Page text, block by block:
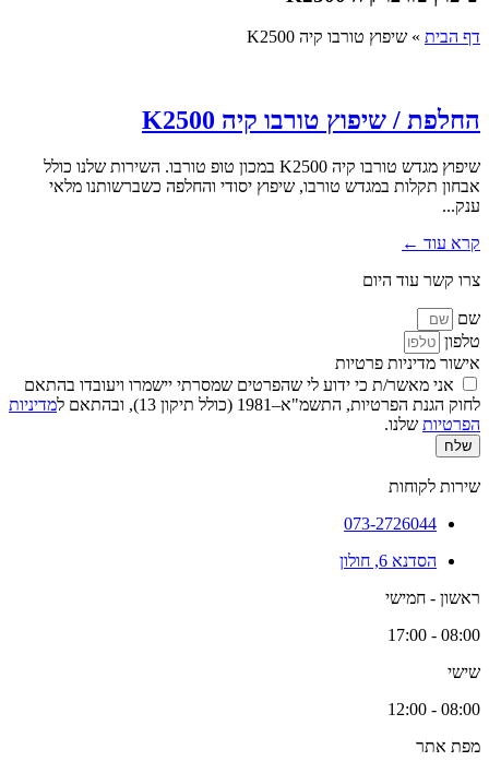
דף הבית » שיפוץ טורבו קיה K2500
החלפת / שיפוץ טורבו קיה K2500
שיפוץ מגדש טורבו קיה K2500 במכון טופ טורבו. השירות שלנו כולל
אבחון תקלות במגדש טורבו, שיפוץ יסודי והחלפה כשברשותנו מלאי
ענק...
קרא עוד ←
צרו קשר עוד היום
שם
טלפון
אישור מדיניות פרטיות
אני מאשר/ת כי ידוע לי שהפרטים שמסרתי יישמרו ויעובדו בהתאם
לחוק הגנת הפרטיות, התשמ"א–1981 (כולל תיקון 13), ובהתאם ל
מדיניות
הפרטיות שלנו.
שלח
שירות לקוחות
073-2726044
הסדנא 6, חולון
ראשון - חמישי
08:00 - 17:00
שישי
08:00 - 12:00
מפת אתר